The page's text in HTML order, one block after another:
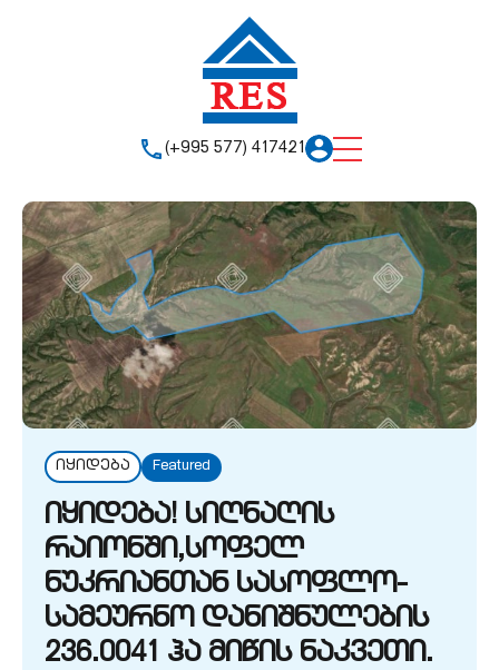
(+995 577) 417421
იყიდება Featured
იყიდება! სიღნაღის
რაიონში,სოფელ
ნუკრიანთან სასოფლო-
სამეურნო დანიშნულების
236.0041 ჰა მიწის ნაკვეთი.